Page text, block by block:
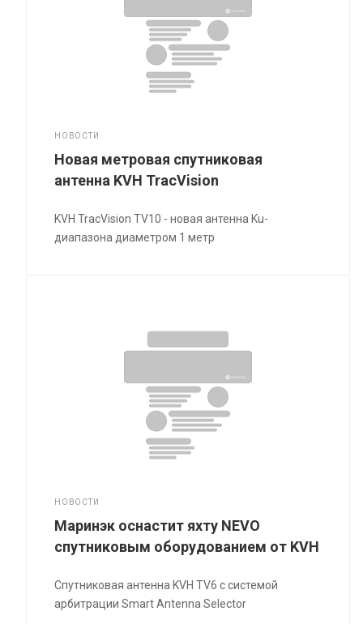
НОВОСТИ
Новая метровая спутниковая
антенна KVH TracVision
KVH TracVision TV10 - новая антенна Ku-
диапазона диаметром 1 метр
НОВОСТИ
Маринэк оснастит яхту NEVO
спутниковым оборудованием от KVH
Спутниковая антенна KVH TV6 с системой
арбитрации Smart Antenna Selector